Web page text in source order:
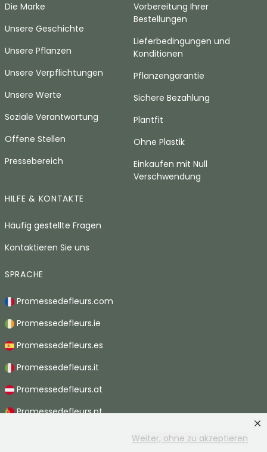
Weiter, ohne zu akzeptieren
Die Marke
Unsere Geschichte
Unsere Pflanzen
Unsere Verpflichtungen
Unsere Werte
Soziale Verantwortung
Offene Stellen
Pressebereich
Vorbereitung Ihrer
Bestellungen
Lieferbedingungen und
Konditionen
Pflanzengarantie
Sichere Bezahlung
Plantfit
Ohne Plastik
Einkaufen mit Null
Verschwendung
HILFE & KONTAKTE
Häufig gestellte Fragen
Kontaktieren Sie uns
SPRACHE
Promessedefleurs.com
Promessedefleurs.ie
Promessedefleurs.es
Promessedefleurs.it
Promessedefleurs.at
Promessedefleurs.pt